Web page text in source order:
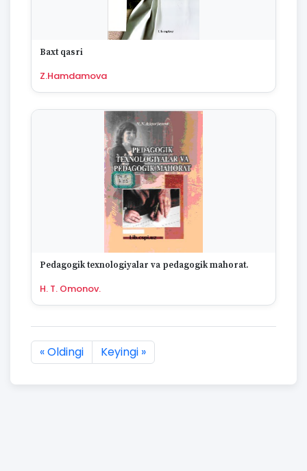
Baxt qasri
Z.Hamdamova
Pedagogik texnologiyalar va pedagogik mahorat.
H. T. Omonov.
7877 natijaning :first dan :last gacha ko'rsatildi
« Oldingi Keyingi »